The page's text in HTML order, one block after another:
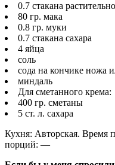
0.7 стакана
80 гр. мака
0.8 гр. муки
0.7 стакана сахара
4 яйца
соль
сода на кончике ножа
миндаль
Для сметанного крема:
400 гр. сметаны
5 ст. л. сахара
Кухня: Авторская. Время
порций: —